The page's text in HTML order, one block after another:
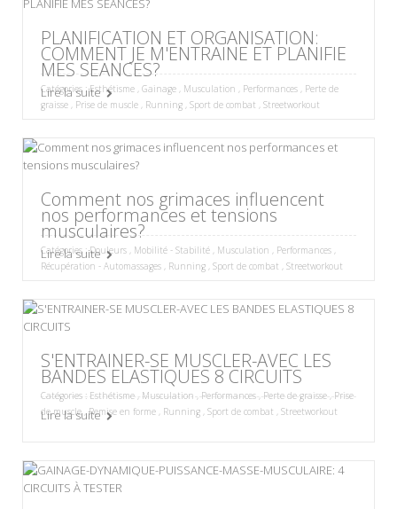
PLANIFICATION ET ORGANISATION:
COMMENT JE M'ENTRAINE ET PLANIFIE
MES SEANCES?
Catégories :Esthétisme Gainage Musculation Performances
Perte de
graisse
Prise de muscle Running Sport de combat Streetworkout
Lire la suite
Comment nos grimaces influencent
nos performances et tensions
musculaires?
Catégories :Douleurs Mobilité - Stabilité Musculation Performances
Récupération - Automassages
Running Sport de combat Streetworkout
Lire la suite
S'ENTRAINER-SE MUSCLER-AVEC LES
BANDES ELASTIQUES 8 CIRCUITS
Catégories : Esthétisme, Musculation,Performances,Perte de graisse,Prise
de muscle,Remise en forme Running Sport de combat Streetworkout
Lire la suite